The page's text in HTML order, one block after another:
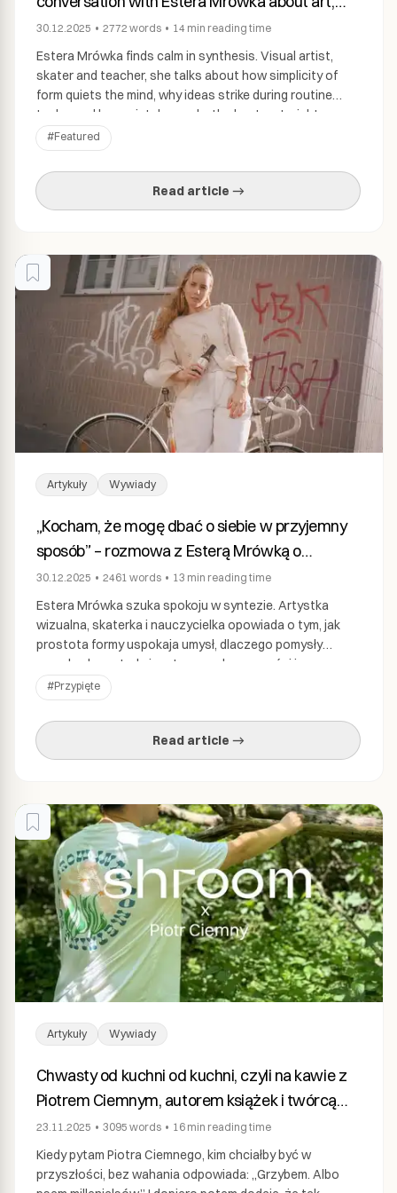
synthesis and self-care.
30.12.2025 • 2772 words • 14 min reading time
Estera Mrówka finds calm in synthesis. Visual artist,
skater and teacher, she talks about how simplicity of
form quiets the mind, why ideas strike during routine
tasks, and how mistakes make the best material. In
conversation with Kamila Knap, she shares her approach
to creating – and to life. photo: Ola Walków Interview:
Kamila Knap, […]
#Featured
Read article →
Artykuły Wywiady
„Kocham, że mogę dbać o siebie w przyjemny
sposób” – rozmowa z Esterą Mrówką o
balansie, błędach i nadziei.
30.12.2025 • 2461 words • 13 min reading time
Estera Mrówka szuka spokoju w syntezie. Artystka
wizualna, skaterka i nauczycielka opowiada o tym, jak
prostota formy uspokaja umysł, dlaczego pomysły
przychodzą w trakcie rutynowych czynności i czemu
błędy są najlepszym materiałem do pracy. W rozmowie z
Kamilą Knap dzieli się swoim podejściem do tworzenia – i
do życia. fot. Ola Walków Wywiad: Kamila Knap, […]
#Przypięte
Read article →
Artykuły Wywiady
Chwasty od kuchni od kuchni, czyli na kawie z
Piotrem Ciemnym, autorem książek i twórcą
profilu Chwasty od Kuchni
23.11.2025 • 3095 words • 16 min reading time
Kiedy pytam Piotra Ciemnego, kim chciałby być w
przyszłości, bez wahania odpowiada: „Grzybem. Albo